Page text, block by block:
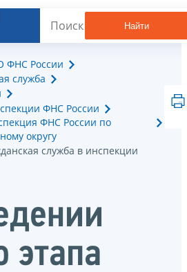
Найти
ФНС России
служба
ФНС России
ФНС России по
округу
служба в инспекции
этапа